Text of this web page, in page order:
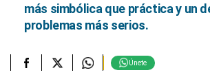
más simbólica que práctica y un
problemas más serios.
Únete